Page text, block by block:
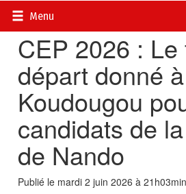
Menu
Accueil>
CEP 2026 : Le
départ donné à
Koudougou
candidats de
de Nando
Publié le mardi 2 juin 2026 à 21h03min